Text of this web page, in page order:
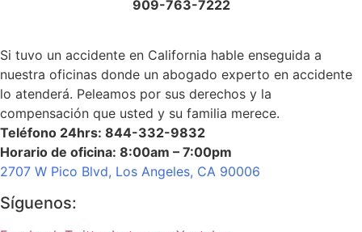
909-763-7222
Si tuvo un accidente en California hable enseguida a
nuestra oficinas donde un abogado experto en accidente
lo atenderá. Peleamos por sus derechos y la
compensación que usted y su familia merece.
Teléfono 24hrs: 844-332-9832
Horario de oficina: 8:00am – 7:00pm
2707 W Pico Blvd, Los Angeles, CA 90006
Síguenos: